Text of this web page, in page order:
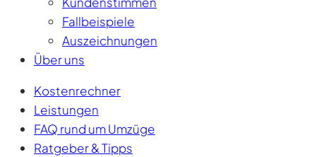
Fallbeispiele
Auszeichnungen
Über uns
Kostenrechner
Leistungen
FAQ rund um Umzüge
Ratgeber & Tipps